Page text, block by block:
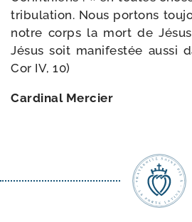
tri­bu­la­tion. Nous por­tons
notre corps la mort de
Jésus soit mani­fes­tée aus­si
Cor IV, 10)
Cardinal Mercier